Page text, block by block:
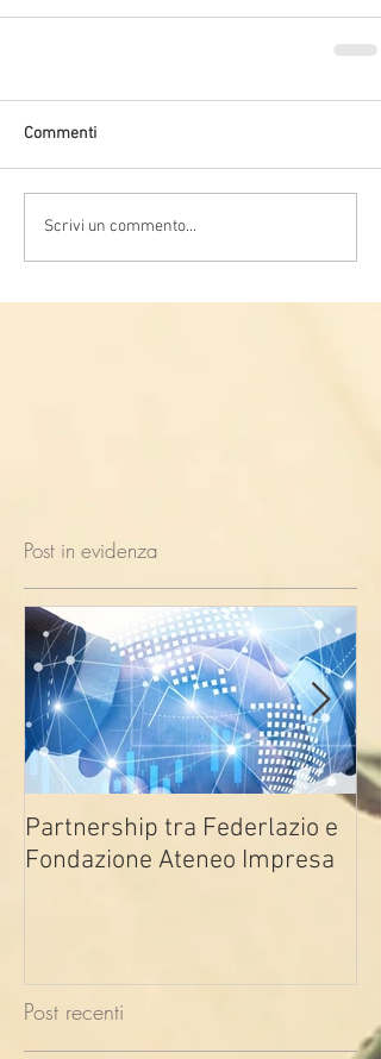
Commenti
Scrivi un commento...
Post in evidenza
Partnership tra Federlazio e
Fondazione Ateneo Impresa
Post recenti